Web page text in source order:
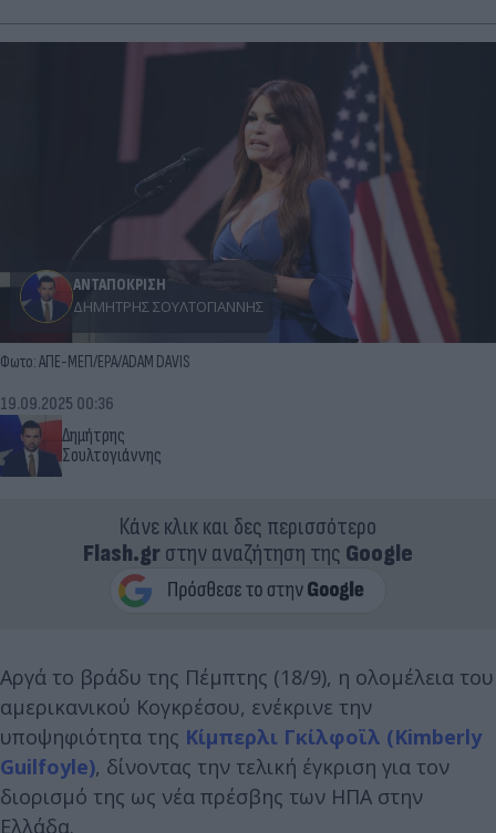
ΑΝΤΑΠΟΚΡΙΣΗ
ΔΗΜΉΤΡΗΣ ΣΟΥΛΤΟΓΙΆΝΝΗΣ
Φωτο: ΑΠΕ-ΜΕΠ/EPA/ADAM DAVIS
Δημήτρης
Σουλτογιάννης
19.09.2025 00:36
Κάνε κλικ και δες περισσότερο
Flash.grστην αναζήτηση της Google
Αργά το βράδυ της Πέμπτης (18/9), η ολομέλεια του
αμερικανικού Κογκρέσου, ενέκρινε την
υποψηφιότητα της Κίμπερλι Γκίλφοϊλ (Kimberly
Guilfoyle), δίνοντας την τελική έγκριση για τον
διορισμό της ως νέα πρέσβης των ΗΠΑ στην
Ελλάδα.